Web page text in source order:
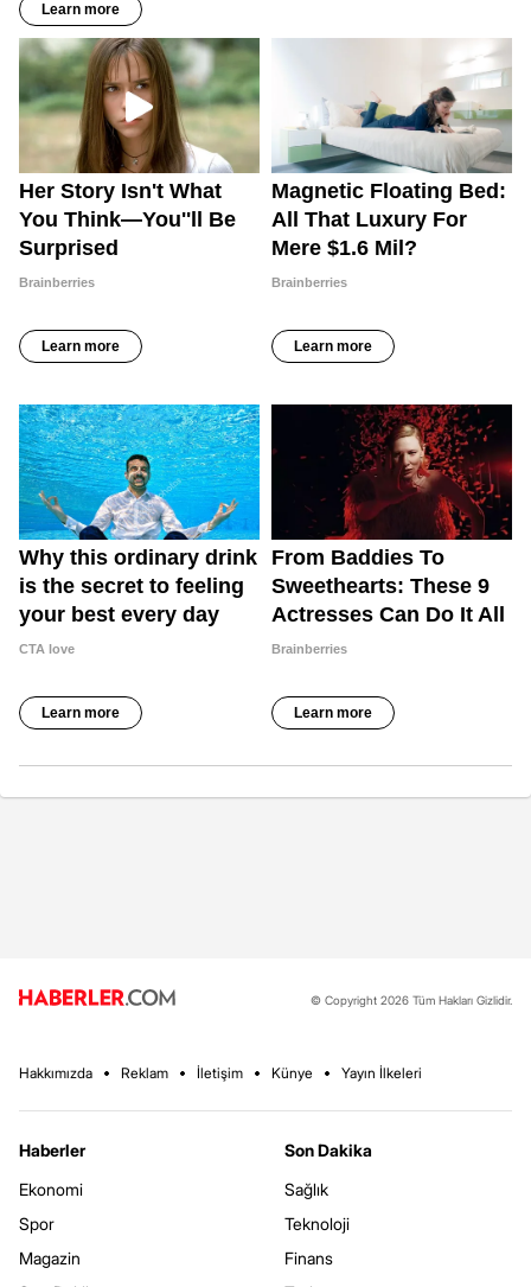
© Copyright 2026 Tüm Hakları Gizlidir.
Hakkımızda Reklam İletişim Künye Yayın İlkeleri
Haberler
Ekonomi
Spor
Magazin
Son Dakika
Sağlık
Teknoloji
Finans